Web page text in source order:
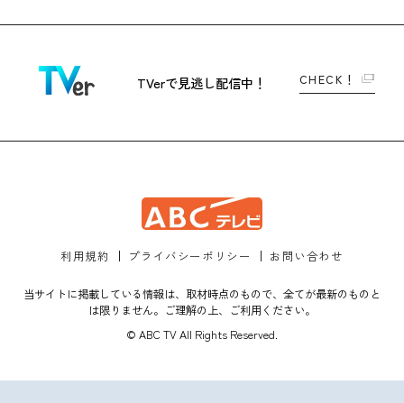
TVerで見逃し配信中！ CHECK！
利用規約 プライバシーポリシー お問い合わせ
当サイトに掲載している情報は、取材時点のもので、全てが最新のものと
は限りません。ご理解の上、ご利用ください。
© ABC TV All Rights Reserved.